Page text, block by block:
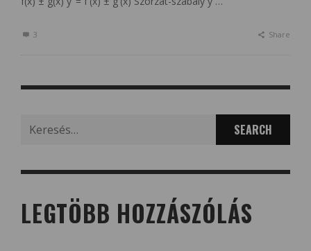
3 Share
LEGTÖBB HOZZÁSZÓLÁS